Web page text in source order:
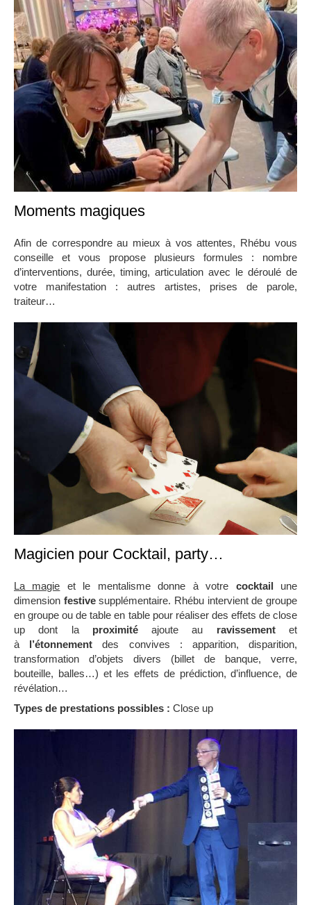
Moments magiques
Afin de correspondre au mieux à vos attentes, Rhébu vous
conseille et vous propose plusieurs formules : nombre
d’interventions, durée, timing, articulation avec le déroulé de
votre manifestation : autres artistes, prises de parole,
traiteur…
Magicien pour Cocktail, party…
La magie et le mentalisme donne à votre cocktail
une
dimension festivesupplémentaire. Rhébu intervient de groupe
en groupe ou de table en table pour réaliser des effets de close
up dont la proximitéajoute au ravissementet
à
l’étonnement des convives : apparition, disparition,
transformation d’objets divers (billet de banque, verre,
bouteille, balles…) et les effets de prédiction, d’influence, de
révélation…
Types de prestations possibles : Close up